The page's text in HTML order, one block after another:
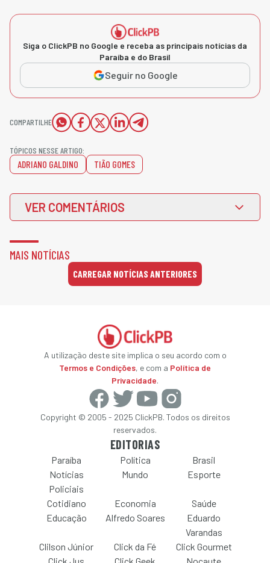
Siga o ClickPB no Google e receba as principais notícias da
Paraíba e do Brasil
Seguir no Google
COMPARTILHE
TÓPICOS NESSE ARTIGO:
ADRIANO GALDINO TIÃO GOMES
VER COMENTÁRIOS
MAIS NOTÍCIAS
CARREGAR NOTÍCIAS ANTERIORES
A utilização deste site implica o seu acordo com o
Termos e Condições, e com a Política de
Privacidade.
Copyright © 2005 - 2025 ClickPB. Todos os direitos
reservados.
EDITORIAS
Paraíba Política
Brasil
Notícias
Policiais
Mundo Esporte
Cotidiano Economia
Saúde
Educação
Alfredo Soares
Eduardo
Varandas
Clilson Júnior
Click da Fé
Click Gourmet